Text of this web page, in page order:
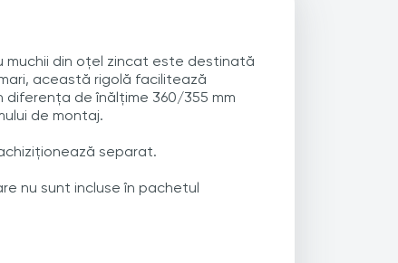
muchii din oțel zincat este destinată
această rigolă facilitează
de înălțime 360/355 mm
de montaj.
separat.
nu sunt incluse în pachetul